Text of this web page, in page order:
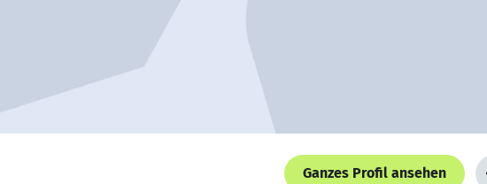
Ganzes Profil ansehen